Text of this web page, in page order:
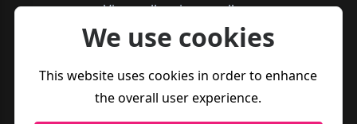
Vive melhor, joga melhor.
We use cookies
This website uses cookies in order to enhance
the overall user experience.